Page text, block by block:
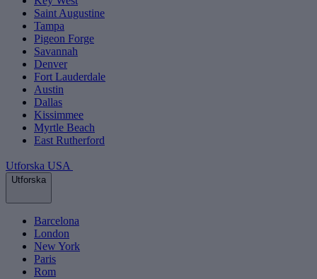
Saint Augustine
Tampa
Pigeon Forge
Savannah
Denver
Fort Lauderdale
Austin
Dallas
Kissimmee
Myrtle Beach
East Rutherford
Utforska USA
Utforska
Barcelona
London
New York
Paris
Rom